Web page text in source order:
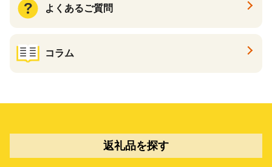
よくあるご質問
コラム
返礼品を探す